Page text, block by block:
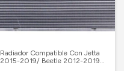
Radiador Compatible Con Jetta
2015-2019/ Beetle 2012-2019